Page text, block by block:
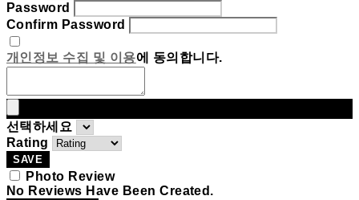
Password
Confirm Password
개인정보 수집 및 이용에 동의합니다.
선택하세요
Rating
SAVE
Photo Review
No Reviews Have Been Created.